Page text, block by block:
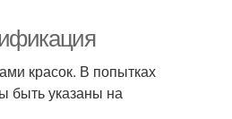
красок. В попытках
быть указаны на